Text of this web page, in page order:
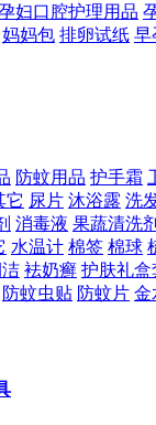
妇口腔护理用品
妈妈包 排卵试纸 早
防蚊用品 护手霜
它 尿片 沐浴露 洗
消毒液 果蔬清洗
水温计 棉签 棉球
袪奶癣 护肤礼盒
防蚊虫贴 防蚊片 金